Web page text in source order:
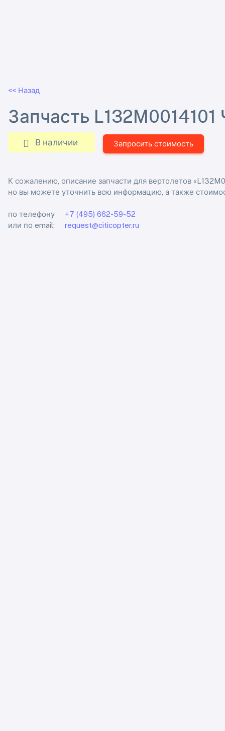
<< Назад
Запчасть
В наличии Запросить стоимость
К сожалению, описание запчасти для вертолетов
но вы можете уточнить всю информацию, а также
по телефону
+7 (495) 662-59-52
или по email: request@citicopter.ru